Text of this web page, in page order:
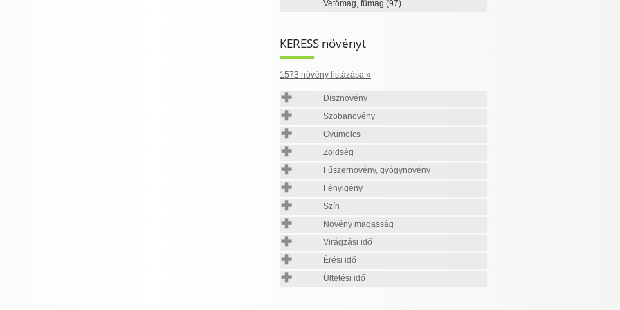
Vetőmag, fűmag (97)
KERESS növényt
1573 növény listázása »
Dísznövény
Szobanövény
Gyümölcs
Zöldség
Fűszernövény, gyógynövény
Fényigény
Szín
Növény magasság
Virágzási idő
Érési idő
Ültetési idő